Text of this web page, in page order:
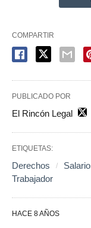
COMPARTIR
PUBLICADO POR
El Rincón Legal
ETIQUETAS:
Derechos Salario
Trabajador
HACE 8 AÑOS